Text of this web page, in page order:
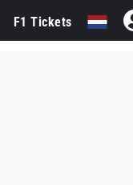
F1 Tickets